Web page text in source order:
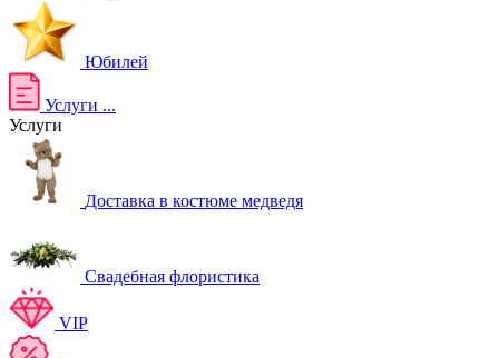
Юбилей
Услуги ...
Услуги
Доставка в костюме медведя
Свадебная флористика
VIP